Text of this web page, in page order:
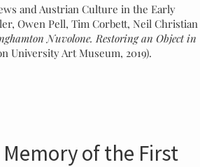
and Austrian Culture in the Early
Owen Pell, Tim Corbett, Neil Christian
Nuvolone. Restoring an Object in
University Art Museum, 2019).
of the First